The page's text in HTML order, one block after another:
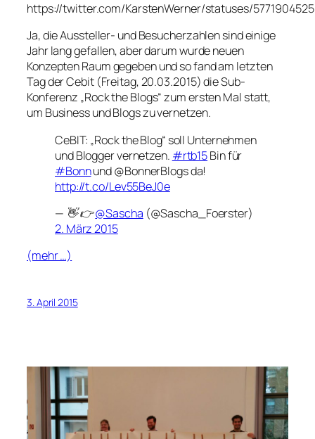
https://twitter.com/KarstenWerner/statuses/
Ja, die Aussteller- und Besucherzahlen sind einige
Jahr lang gefallen, aber darum wurde neuen
Konzepten Raum gegeben und so fand am letzten
Tag der Cebit (Freitag, 20.03.2015) die Sub-
Konferenz „Rock the Blogs“ zum ersten Mal statt,
um Business und Blogs zu vernetzen.
CeBIT: „Rock the Blog“ soll Unternehmen
und Blogger vernetzen. #rtb15Bin für
#Bonnund @BonnerBlogs da!
http://t.co/Lev55BeJ0e
— 👋 👉@Sascha (@Sascha_Foerster)
2. März 2015
(mehr …)
3. April 2015